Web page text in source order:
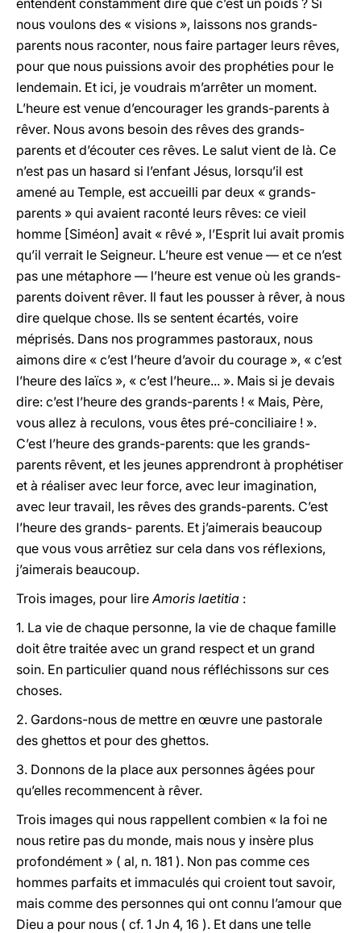
entendent constamment dire que c’est un poids ? Si
nous voulons des « visions », laissons nos grands-
parents nous raconter, nous faire partager leurs rêves,
pour que nous puissions avoir des prophéties pour le
lendemain. Et ici, je voudrais m’arrêter un moment.
L’heure est venue d’encourager les grands-parents à
rêver. Nous avons besoin des rêves des grands-
parents et d’écouter ces rêves. Le salut vient de là. Ce
n’est pas un hasard si l’enfant Jésus, lorsqu’il est
amené au Temple, est accueilli par deux « grands-
parents » qui avaient raconté leurs rêves: ce vieil
homme [Siméon] avait « rêvé », l’Esprit lui avait promis
qu’il verrait le Seigneur. L’heure est venue — et ce n’est
pas une métaphore — l’heure est venue où les grands-
parents doivent rêver. Il faut les pousser à rêver, à nous
dire quelque chose. Ils se sentent écartés, voire
méprisés. Dans nos programmes pastoraux, nous
aimons dire « c’est l’heure d’avoir du courage », « c’est
l’heure des laïcs », « c’est l’heure... ». Mais si je devais
dire: c’est l’heure des grands-parents ! « Mais, Père,
vous allez à reculons, vous êtes pré-conciliaire ! ».
C’est l’heure des grands-parents: que les grands-
parents rêvent, et les jeunes apprendront à prophétiser
et à réaliser avec leur force, avec leur imagination,
avec leur travail, les rêves des grands-parents. C’est
l’heure des grands- parents. Et j’aimerais beaucoup
que vous vous arrêtiez sur cela dans vos réflexions,
j’aimerais beaucoup.
Trois images, pour lireAmoris laetitia :
1. La vie de chaque personne, la vie de chaque famille
doit être traitée avec un grand respect et un grand
soin. En particulier quand nous réfléchissons sur ces
choses.
2. Gardons-nous de mettre en œuvre une pastorale
des ghettos et pour des ghettos.
3. Donnons de la place aux personnes âgées pour
qu’elles recommencent à rêver.
Trois images qui nous rappellent combien « la foi ne
nous retire pas du monde, mais nous y insère plus
profondément » ( al, n. 181 ). Non pas comme ces
hommes parfaits et immaculés qui croient tout savoir,
mais comme des personnes qui ont connu l’amour que
Dieu a pour nous ( cf. 1 Jn 4, 16 ). Et dans une telle